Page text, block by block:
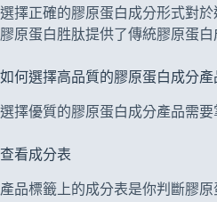
選擇正確的膠原蛋白成分形式對
膠原蛋白胜肽提供了傳統膠原蛋
如何選擇高品質的膠原蛋白成分產
選擇優質的膠原蛋白成分產品需
查看成分表
產品標籤上的成分表是你判斷膠